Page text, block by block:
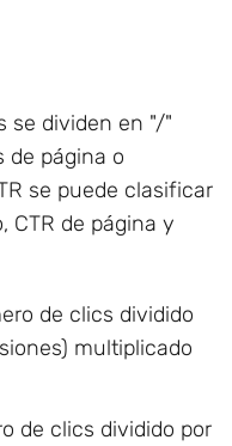
se dividen en "/"
de página o
se puede clasificar
CTR de página y
de clics dividido
multiplicado
de clics dividido por